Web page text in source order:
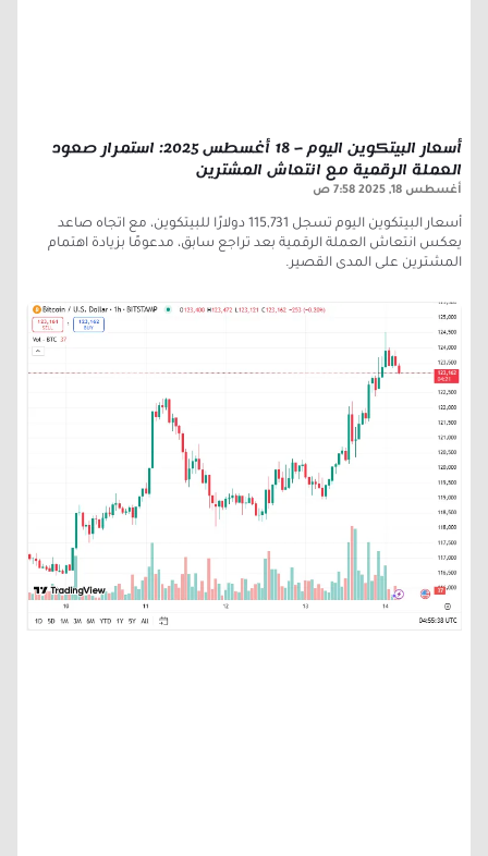
أسعار البيتكوين اليوم – 18 أغسطس 2025: استمرار صعود
العملة الرقمية مع انتعاش المشترين
أغسطس 18, 2025 7:58 ص
أسعار البيتكوين اليوم تسجل 115,731 دولارًا للبيتكوين، مع اتجاه صاعد
يعكس انتعاش العملة الرقمية بعد تراجع سابق، مدعومًا بزيادة اهتمام
المشترين على المدى القصير.